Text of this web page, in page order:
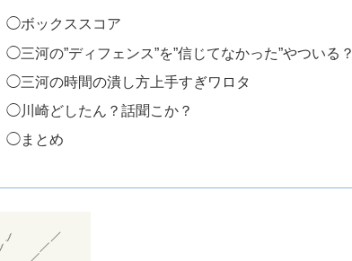
◯ボックススコア
◯三河の”ディフェンス”を”信じてなかった”やついる？
◯三河の時間の潰し方上手すぎワロタ
◯川崎どしたん？話聞こか？
◯まとめ